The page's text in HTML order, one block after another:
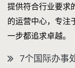
提供符合行业要求
的运营中心，专注
一步都追求卓越。
7个国际办事